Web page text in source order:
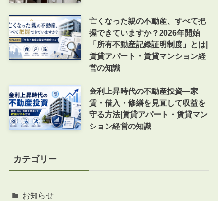
亡くなった親の不動産、すべて把
握できていますか？2026年開始
「所有不動産記録証明制度」とは|
賃貸アパート・賃貸マンション経
営の知識
金利上昇時代の不動産投資―家
賃・借入・修繕を見直して収益を
守る方法|賃貸アパート・賃貸マン
ション経営の知識
カテゴリー
お知らせ